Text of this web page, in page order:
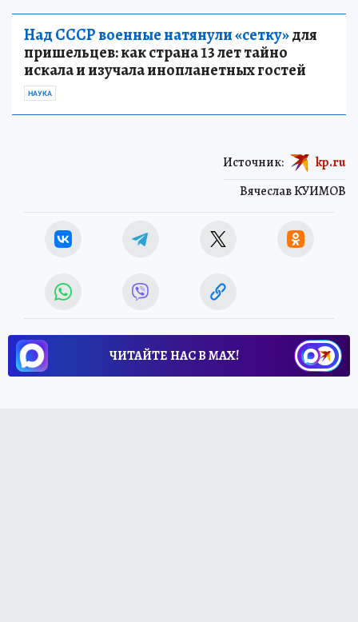
Над СССР военные натянули «сетку»для
пришельцев: как страна 13 лет тайно
искала и изучала инопланетных гостей
НАУКА
Вячеслав КУИМОВ
Источник: kp.ru
ЧИТАЙТЕ НАС В МАХ!